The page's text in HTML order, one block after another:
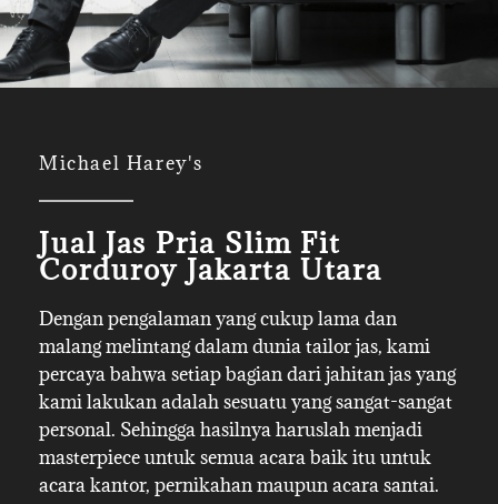
Michael Harey's
Jual Jas Pria Slim Fit
Corduroy Jakarta Utara
Dengan pengalaman yang cukup lama dan
malang melintang dalam dunia tailor jas, kami
percaya bahwa setiap bagian dari jahitan jas yang
kami lakukan adalah sesuatu yang sangat-sangat
personal. Sehingga hasilnya haruslah menjadi
masterpiece untuk semua acara baik itu untuk
acara kantor, pernikahan maupun acara santai.